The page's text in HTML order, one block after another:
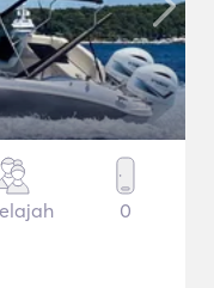
0